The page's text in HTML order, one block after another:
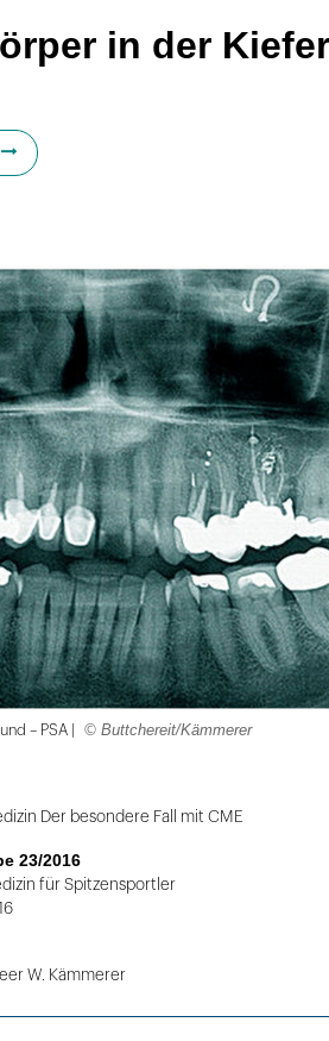
in der
– PSA | © Buttchereit/Kämmerer
Der besondere Fall mit CME
23/2016
für Spitzensportler
W. Kämmerer